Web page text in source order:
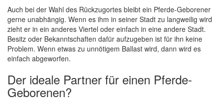
Auch bei der Wahl des Rückzugortes bleibt ein Pferde-Geborener
gerne unabhängig. Wenn es ihm in seiner Stadt zu langweilig wird
zieht er in ein anderes Viertel oder einfach in eine andere Stadt.
Besitz oder Bekanntschaften dafür aufzugeben ist für ihn keine
Problem. Wenn etwas zu unnötigem Ballast wird, dann wird es
einfach abgeworfen.
Der ideale Partner für einen Pferde-
Geborenen?